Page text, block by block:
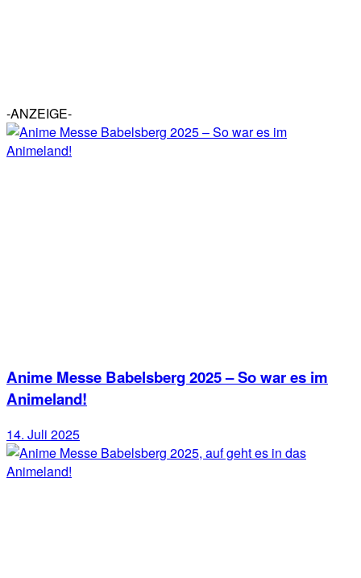
-ANZEIGE-
Anime Messe Babelsberg 2025 – So war es im
Animeland!
14. Juli 2025